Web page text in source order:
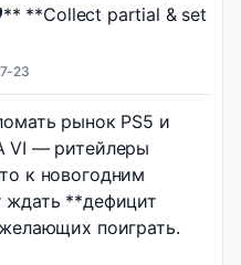
**Collect partial & set
23
рынок PS5 и
VI — ритейлеры
к новогодним
ждать **дефицит
поиграть.